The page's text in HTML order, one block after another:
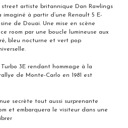
street artiste britannique Dan Rawlings
imaginé à partir d’une Renault 5 E-
de Douai. Une mise en scène
room par une boucle lumineuse aux
bleu nocturne et vert pop
3E rendant hommage à la
de Monte-Carlo en 1981 est
secrète tout aussi surprenante
et embarquera le visiteur dans une